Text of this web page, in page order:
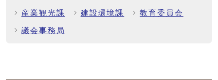
産業観光課 建設環境課 教育委員会
議会事務局